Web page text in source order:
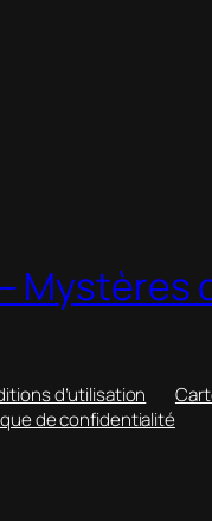
Mystères
d’utilisation
de confidentialité